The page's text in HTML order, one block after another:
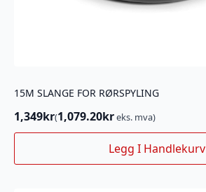
15M SLANGE FOR RØRSPYLING
1,349kr(1,079.20kreks. mva)
Legg I Handlekurv